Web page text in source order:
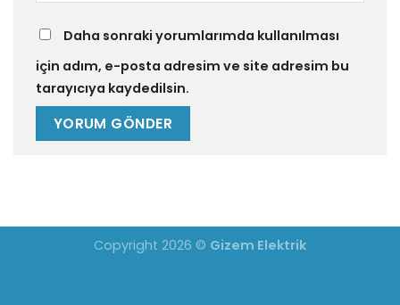
Daha sonraki yorumlarımda kullanılması
için adım, e-posta adresim ve site adresim bu
tarayıcıya kaydedilsin.
Copyright 2026 © Gizem Elektrik